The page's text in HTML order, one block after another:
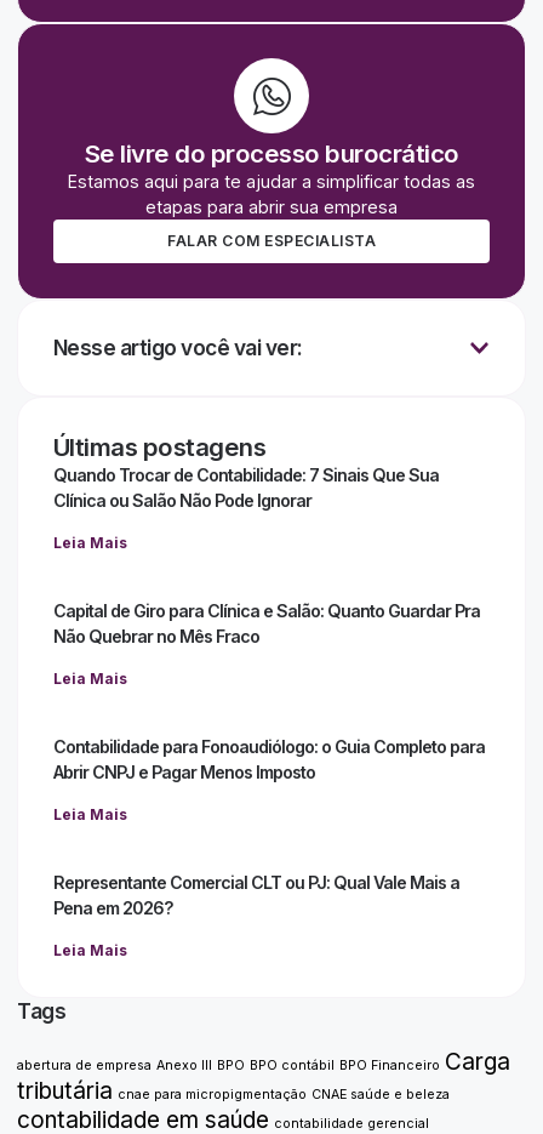
Se livre do processo burocrático
Estamos aqui para te ajudar a simplificar todas as
etapas para abrir sua empresa
FALAR COM ESPECIALISTA
Nesse artigo você vai ver:
Últimas postagens
Quando Trocar de Contabilidade: 7 Sinais Que Sua
Clínica ou Salão Não Pode Ignorar
Leia Mais
Capital de Giro para Clínica e Salão: Quanto Guardar Pra
Não Quebrar no Mês Fraco
Leia Mais
Contabilidade para Fonoaudiólogo: o Guia Completo para
Abrir CNPJ e Pagar Menos Imposto
Leia Mais
Representante Comercial CLT ou PJ: Qual Vale Mais a
Pena em 2026?
Leia Mais
Tags
abertura de empresa Anexo III BPO BPO contábil BPO Financeiro Carga
tributária cnae para micropigmentação CNAE saúde e beleza
contabilidade em saúde contabilidade gerencial